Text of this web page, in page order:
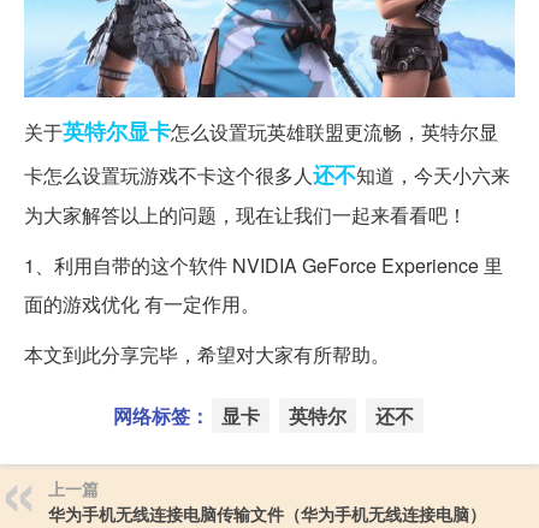
关于英特尔显卡怎么设置玩英雄联盟更流畅，英特尔显
卡怎么设置玩游戏不卡这个很多人还不知道，今天小六来
为大家解答以上的问题，现在让我们一起来看看吧！
1、利用自带的这个软件 NVIDIA GeForce Experience 里
面的游戏优化 有一定作用。
本文到此分享完毕，希望对大家有所帮助。
网络标签： 显卡 英特尔 还不
上一篇
华为手机无线连接电脑传输文件（华为手机无线连接电脑）